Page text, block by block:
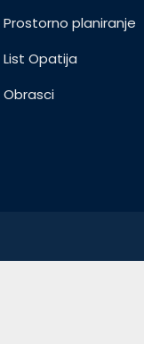
Prostorno planiranje
List Opatija
Obrasci